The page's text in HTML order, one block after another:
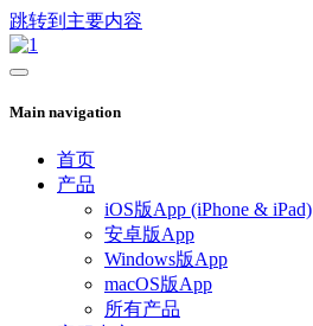
跳转到主要内容
Main navigation
首页
产品
iOS版App (iPhone & iPad)
安卓版App
Windows版App
macOS版App
所有产品